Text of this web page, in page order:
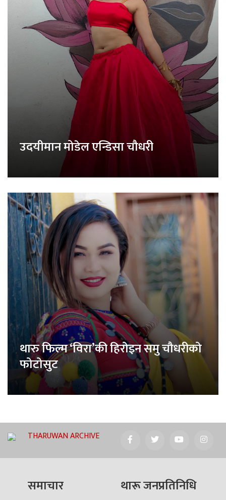
उदयीमान मोडेल एन्डिसा चौधरी
थारु फिल्म ‘विरा’की हिरोइन समु चौधरीको
फोटोसुट
THARUWAN ARCHIVE
समाचार थारू जनप्रतिनिधि